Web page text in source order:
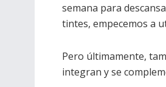
semana para
tintes, empecemos a
Pero últimamente,
integran y se